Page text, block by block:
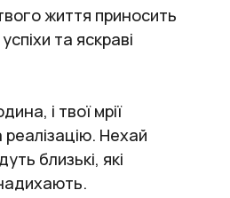
життя приносить
та яскраві
і твої мрії
Нехай
близькі, які